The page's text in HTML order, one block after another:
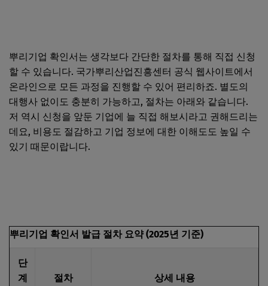
뿌리기업 확인서는 생각보다 간단한 절차를 통해 직접 신청
할 수 있습니다. 국가뿌리산업진흥센터 공식 웹사이트에서
온라인으로 모든 과정을 진행할 수 있어 편리하죠. 별도의
대행사 없이도 충분히 가능하고, 절차는 아래와 같습니다.
저 역시 신청을 앞둔 기업에 늘 직접 해보시라고 권해드리는
데요, 비용도 절감하고 기업 정보에 대한 이해도도 높일 수
있기 때문이랍니다.
뿌리기업 확인서 발급 절차 요약 (2025년 기준)
단
계
절차 상세 내용